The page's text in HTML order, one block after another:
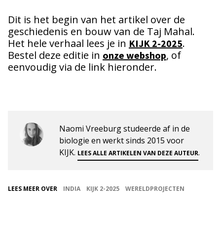
Dit is het begin van het artikel over de
geschiedenis en bouw van de Taj Mahal.
Het hele verhaal lees je in KIJK 2-2025.
Bestel deze editie in onze webshop, of
eenvoudig via de link hieronder.
Naomi Vreeburg studeerde af in de
biologie en werkt sinds 2015 voor
KIJK. LEES ALLE ARTIKELEN VAN DEZE AUTEUR.
LEES MEER OVER INDIA KIJK 2-2025 WERELDPROJECTEN